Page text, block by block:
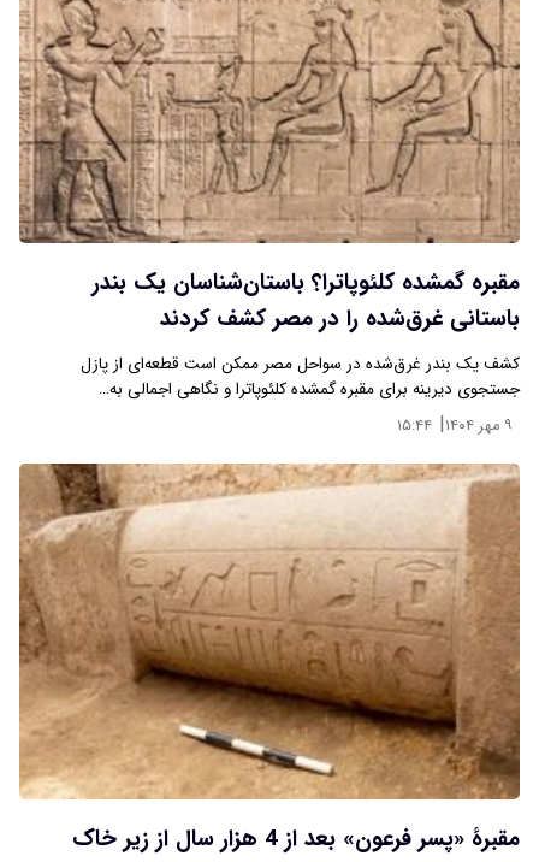
مقبره گمشده کلئوپاترا؟ باستان‌شناسان یک بندر
باستانی غرق‌شده را در مصر کشف کردند
کشف یک بندر غرق‌شده در سواحل مصر ممکن است قطعه‌ای از پازل
جستجوی دیرینه برای مقبره گمشده کلئوپاترا و نگاهی اجمالی به…
۹ مهر ۱۴۰۴ | ۱۵:۴۴
مقبرۀ «پسر فرعون» بعد از 4 هزار سال از زیر خاک